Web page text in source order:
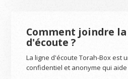
Comment joindre
d'écoute ?
La ligne d'écoute Torah-Box est
confidentiel et anonyme qui aide